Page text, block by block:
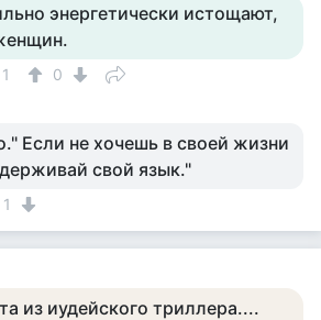
энергетически истощают,
1 0
Если не хочешь в своей жизни
свой язык."
1
из иудейского триллера....